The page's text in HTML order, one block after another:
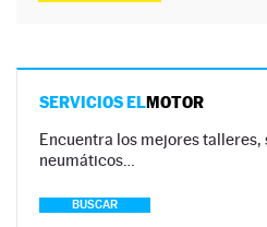
SERVICIOS ELMOTOR
Encuentra los mejores talleres,
neumáticos…
BUSCAR